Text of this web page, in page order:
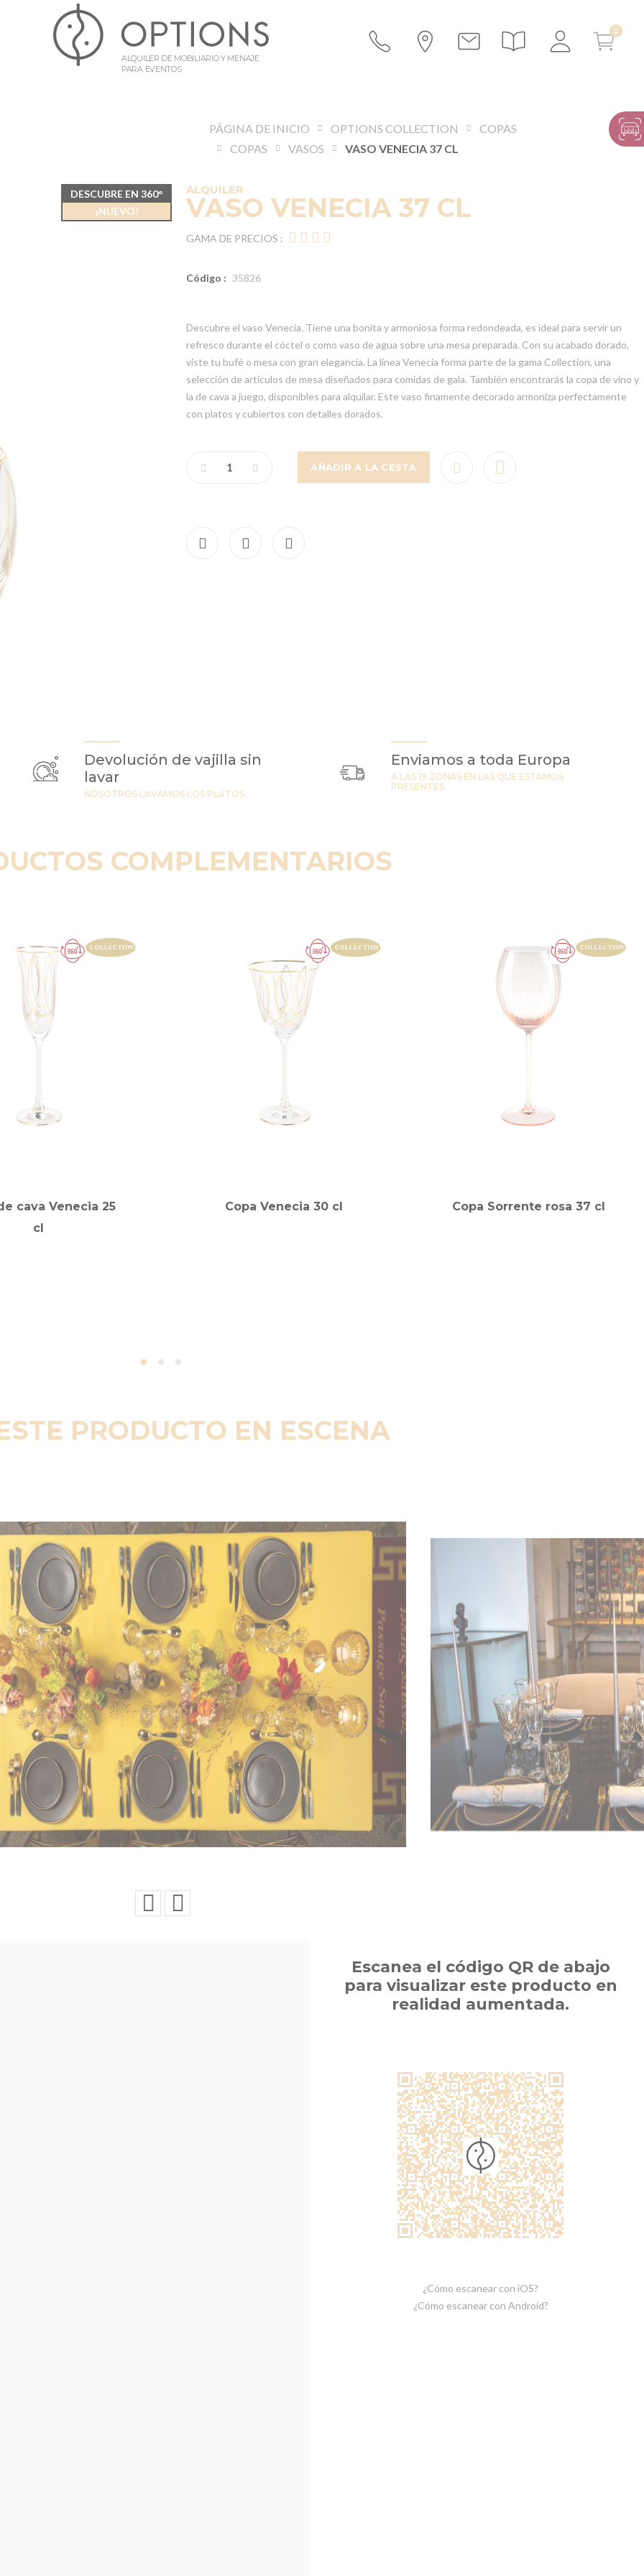
ALQUILER DE MOBILIARIO Y MENAJE
PARA EVENTOS
PÁGINA DE INICIO OPTIONS COLLECTION
COPAS
COPAS
VASOS VASO VENECIA 37 CL
ALQUILER
VASO VENECIA 37 CL
GAMA DE PRECIOS :
Código : 35826
Descubre el vaso Venecia. Tiene una bonita y armoniosa forma redondeada, es ideal para servir un
refresco durante el cóctel o como vaso de agua sobre una mesa preparada. Con su acabado dorado,
viste tu bufé o mesa con gran elegancia. La línea Venecia forma parte de la gama Collection, una
selección de artículos de mesa diseñados para comidas de gala. También encontrarás la copa de vino y
la de cava a juego, disponibles para alquilar. Este vaso finamente decorado armoniza perfectamente
con platos y cubiertos con detalles dorados.
AÑADIR A LA CESTA
DESCUBRE EN 360°
¡NUEVO!
Devolución de vajilla sin
lavar
NOSOTROS LAVAMOS LOS PLATOS
Enviamos a toda Europa
A LAS 19 ZONAS EN LAS QUE ESTAMOS
PRESENTES
COMPLEMENTARIOS
cava Venecia 25
cl
Copa Venecia 30 cl Copa Sorrente rosa 37 cl
PRODUCTO EN ESCENA
Escanea el código QR de abajo
para visualizar este producto en
realidad aumentada.
¿Cómo escanear con iOS?
¿Cómo escanear con Android?